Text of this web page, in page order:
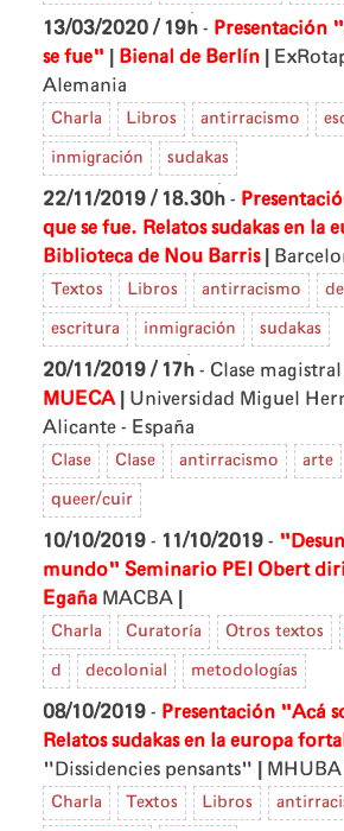
13/03/2020 / 19h - Presentación
se fue"
Bienal de Berlín
Alemania
Charla Libros antirracismo
inmigración sudakas
22/11/2019 / 18.30h -
que se fue. Relatos sudakas en la
Biblioteca de Nou Barris
Textos Libros antirracismo
escritura inmigración sudakas
20/11/2019 / 17h - Clase
MUECA Universidad Miguel
Alicante - España
Clase Clase antirracismo arte
queer/cuir
10/10/2019 - 11/10/2019 -
mundo" Seminario PEI Obert
Egaña MACBA
Charla Curatoría Otros textos
d decolonial metodologías
08/10/2019 - Presentación "Acá
Relatos sudakas en la europa
"Dissidencies pensants" MHUBA
Charla Textos Libros